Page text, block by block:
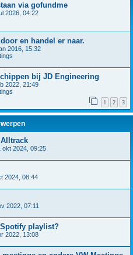
via gofundme
2026, 04:22
en handel er naar.
2016, 15:32
bij JD Engineering
2022, 21:49
1 2 3
okt 2024, 09:25
2024, 08:44
2022, 07:11
playlist?
2022, 13:08